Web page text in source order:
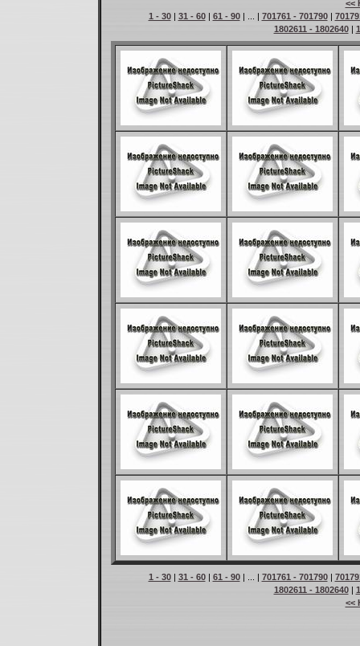
<<
1 - 30| 31 - 60| 61 - 90| ... | 701761 - 701790|
1802611 - 1802640|
1 - 30| 31 - 60| 61 - 90| ... | 701761 - 701790|
1802611 - 1802640|
<<